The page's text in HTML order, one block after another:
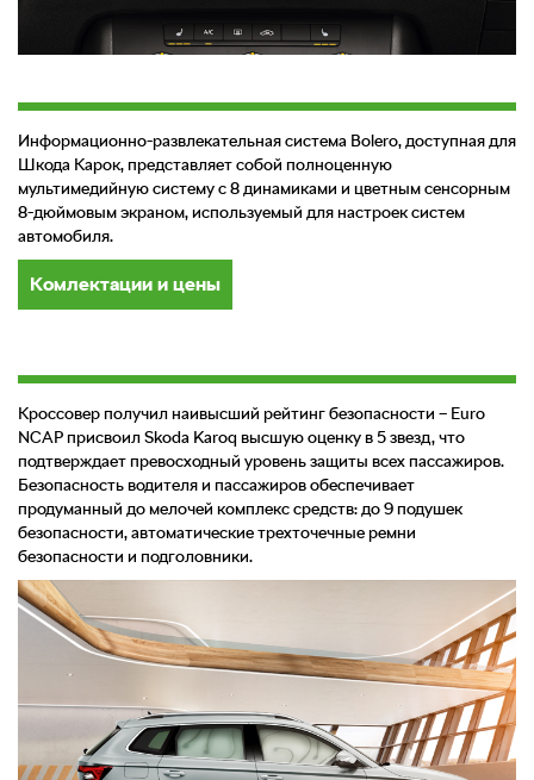
Информационно-развлекательная система Bolero, доступная для
Шкода Карок, представляет собой полноценную
мультимедийную систему с 8 динамиками и цветным сенсорным
8-дюймовым экраном, используемый для настроек систем
автомобиля.
Комлектации и цены
Кроссовер получил наивысший рейтинг безопасности – Euro
NCAP присвоил Skoda Karoq высшую оценку в 5 звезд, что
подтверждает превосходный уровень защиты всех пассажиров.
Безопасность водителя и пассажиров обеспечивает
продуманный до мелочей комплекс средств: до 9 подушек
безопасности, автоматические трехточечные ремни
безопасности и подголовники.